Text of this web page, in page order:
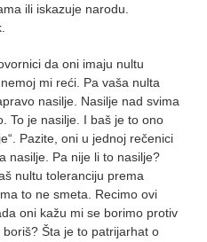
ili iskazuje narodu.
da oni imaju nultu
mi reći. Pa vaša nulta
nasilje. Nasilje nad svima
To je nasilje. I baš je to ono
Pazite, oni u jednoj rečenici
nasilje. Pa nije li to nasilje?
nultu toleranciju prema
to ne smeta. Recimo ovi
oni kažu mi se borimo protiv
Šta je to patrijarhat o